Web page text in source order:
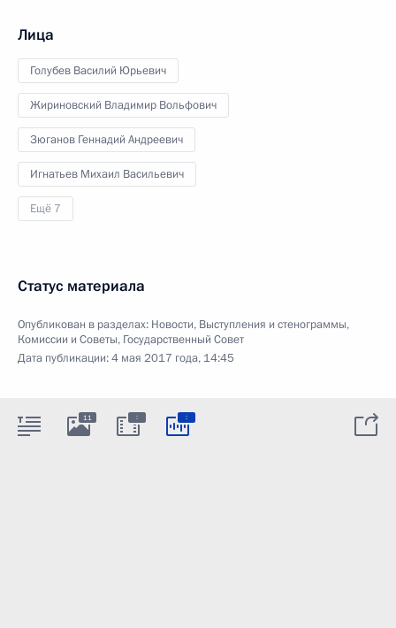
Лица
Голубев Василий Юрьевич
Жириновский Владимир Вольфович
Зюганов Геннадий Андреевич
Игнатьев Михаил Васильевич
Ещё 7
Статус материала
Опубликован в разделах: Новости, Выступления и стенограммы,
Комиссии и Советы, Государственный Совет
Дата публикации:4 мая 2017 года, 14:45
11 : :